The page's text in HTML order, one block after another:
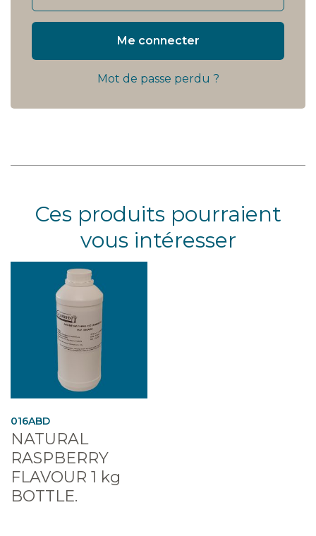
Me connecter
Mot de passe perdu ?
Ces produits pourraient
vous intéresser
016ABD
NATURAL
RASPBERRY
FLAVOUR 1 kg
BOTTLE.